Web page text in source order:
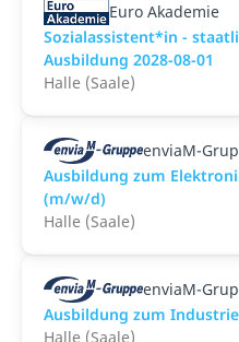
Euro Akademie
Sozialassistent*in -
Ausbildung 2028-08-01
Halle (Saale)
enviaM-
Ausbildung zum
(m/w/d)
Halle (Saale)
enviaM-
Ausbildung zum
Halle (Saale)